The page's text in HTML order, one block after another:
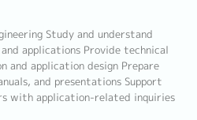
Study and understand
applications Provide technical
and application design Prepare
and presentations Support
with application-related inquiries